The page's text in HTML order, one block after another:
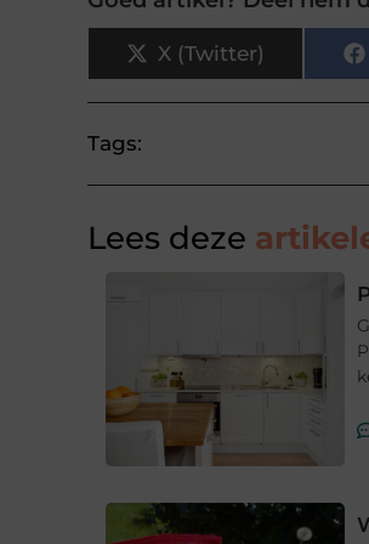
X (Twitter)
Tags:
Lees deze